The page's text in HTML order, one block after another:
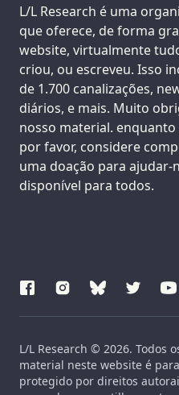
Support us:
L/L Research é uma
que oferece, de forma
website, virtualmente
criou, ou escreveu. Isso
de 1.700 canalizações,
diários, e mais. Muito
nosso material. enquanto
por favor, considere
uma doação para
disponível para todos.
L/L Research © 2026. Todos
material neste website é
protegido por direitos